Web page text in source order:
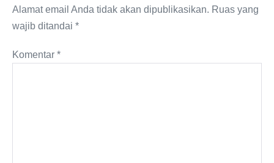
Alamat email Anda tidak akan dipublikasikan. Ruas yang
wajib ditandai *
Komentar *